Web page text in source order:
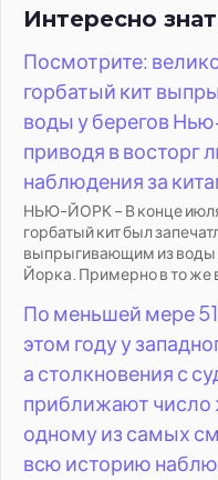
Интересно
Посмотрите:
горбатый кит
воды у берегов
приводя в восторг
наблюдения за
НЬЮ-ЙОРК – В конце
горбатый кит был
выпрыгивающим из воды
Йорка. Примерно в то же
По меньшей мере 51
этом году у
а столкновения с
приближают число
одному из самых
всю историю